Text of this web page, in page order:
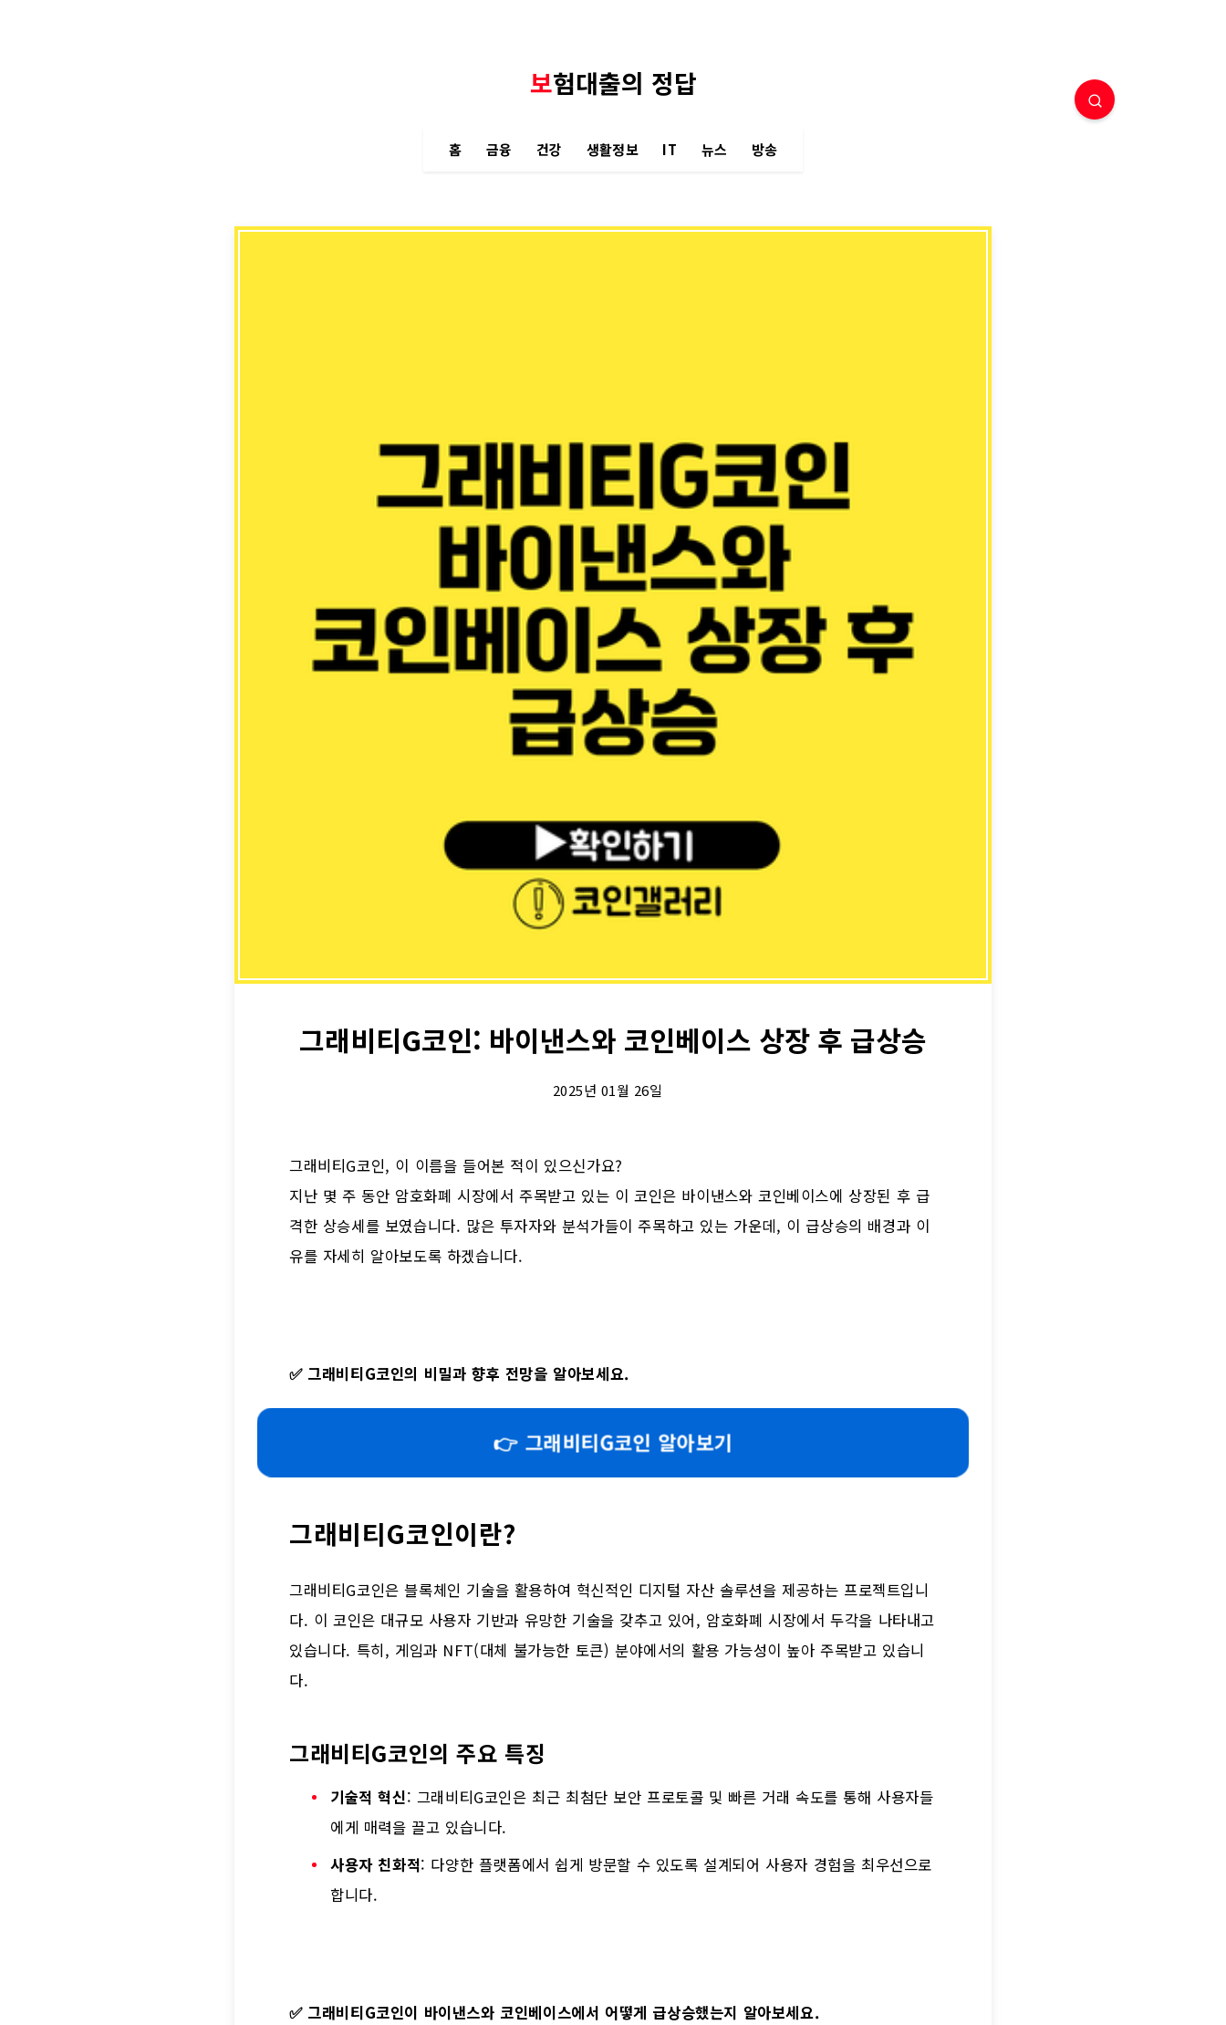
보험대출의 정답
홈 금융 건강 생활정보 IT 뉴스 방송
그래비티G코인: 바이낸스와 코인베이스 상장 후 급상승
2025년 01월 26일
그래비티G코인, 이 이름을 들어본 적이 있으신가요?
지난 몇 주 동안 암호화폐 시장에서 주목받고 있는 이 코인은 바이낸스와 코인베이스에 상장된 후 급
격한 상승세를 보였습니다. 많은 투자자와 분석가들이 주목하고 있는 가운데, 이 급상승의 배경과 이
유를 자세히 알아보도록 하겠습니다.
✅ 그래비티G코인의 비밀과 향후 전망을 알아보세요.
👉 그래비티G코인 알아보기
그래비티G코인이란?
그래비티G코인은 블록체인 기술을 활용하여 혁신적인 디지털 자산 솔루션을 제공하는 프로젝트입니
다. 이 코인은 대규모 사용자 기반과 유망한 기술을 갖추고 있어, 암호화폐 시장에서 두각을 나타내고
있습니다. 특히, 게임과 NFT(대체 불가능한 토큰) 분야에서의 활용 가능성이 높아 주목받고 있습니
다.
그래비티G코인의 주요 특징
기술적 혁신: 그래비티G코인은 최근 최첨단 보안 프로토콜 및 빠른 거래 속도를 통해 사용자들
에게 매력을 끌고 있습니다.
사용자 친화적: 다양한 플랫폼에서 쉽게 방문할 수 있도록 설계되어 사용자 경험을 최우선으로
합니다.
✅ 그래비티G코인이 바이낸스와 코인베이스에서 어떻게 급상승했는지 알아보세요.